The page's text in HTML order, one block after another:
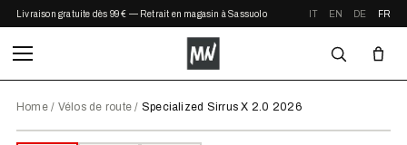
Livraison gratuite dès 99 € — Retrait en magasin à Sassuolo IT EN DE FR
Home/ Vélos de route / Specialized Sirrus X 2.0 2026